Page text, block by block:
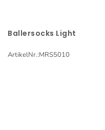
Ballersocks Light
ArtikelNr.:MRS5010